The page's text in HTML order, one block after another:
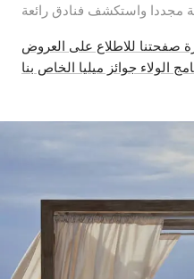
مجددا واستكشف فنادق رائعة
صفحتنا للاطلاع على العروض
الولاء جوائز ميليا الخاص بنا